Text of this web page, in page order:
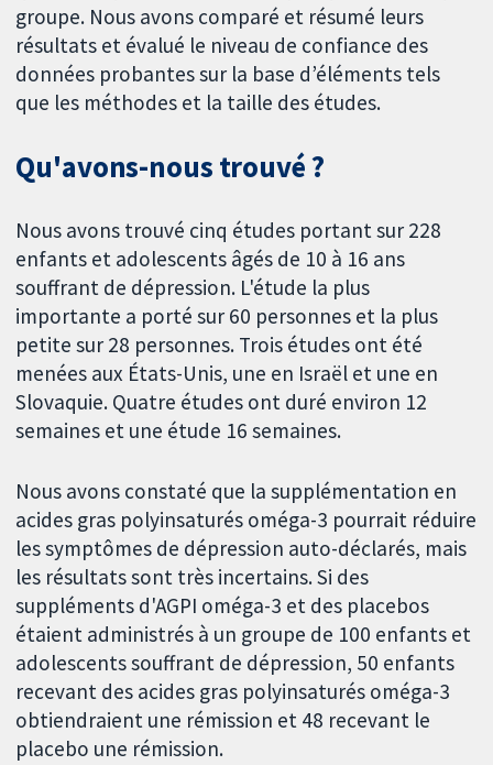
groupe. Nous avons comparé et résumé leurs
résultats et évalué le niveau de confiance des
données probantes sur la base d’éléments tels
que les méthodes et la taille des études.
Qu'avons-nous trouvé ?
Nous avons trouvé cinq études portant sur 228
enfants et adolescents âgés de 10 à 16 ans
souffrant de dépression. L'étude la plus
importante a porté sur 60 personnes et la plus
petite sur 28 personnes. Trois études ont été
menées aux États-Unis, une en Israël et une en
Slovaquie. Quatre études ont duré environ 12
semaines et une étude 16 semaines.
Nous avons constaté que la supplémentation en
acides gras polyinsaturés oméga-3 pourrait réduire
les symptômes de dépression auto-déclarés, mais
les résultats sont très incertains. Si des
suppléments d'AGPI oméga-3 et des placebos
étaient administrés à un groupe de 100 enfants et
adolescents souffrant de dépression, 50 enfants
recevant des acides gras polyinsaturés oméga-3
obtiendraient une rémission et 48 recevant le
placebo une rémission.